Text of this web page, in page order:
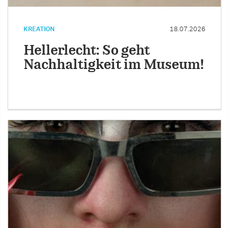
KREATION 18.07.2026
Hellerlecht: So geht
Nachhaltigkeit im Museum!